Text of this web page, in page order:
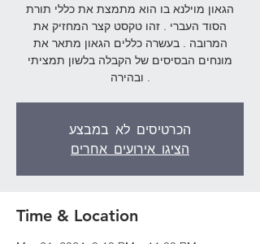
הגאון מוילנא בו הוא מתמצת את כללי תורת
הסוד העברי . זהו טקסט קצר המחזיק את
המרובה . בעשרה כללים הגאון מתאר את
מונחים הבסיסים של הקבלה בלשון תמציתי
ובהירה .
הכרטיסים לא במבצע
הציגו אירועים אחרים
Time & Location